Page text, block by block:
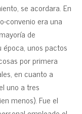
se acordara. En
convenio era una
de
época, unos pactos
por primera
en cuanto a
uno a tres
menos). Fue el